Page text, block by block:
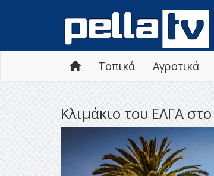
Τοπικά Αγροτικά
Κλιμάκιο του ΕΛΓΑ